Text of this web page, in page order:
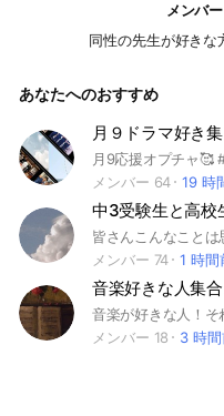
メンバ
同性の先生が好きな
あなたへのおすすめ
月９ドラマ好き
メンバー 64
19 時
中3受験生と高校
メンバー 74
1 時間
音楽好きな人集
メンバー 18
3 時